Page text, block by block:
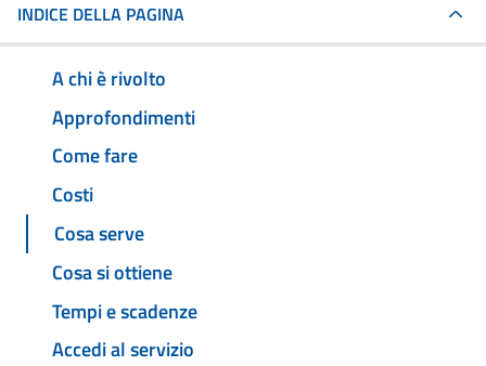
INDICE DELLA PAGINA
A chi è rivolto
Approfondimenti
Come fare
Costi
Cosa serve
Cosa si ottiene
Tempi e scadenze
Accedi al servizio